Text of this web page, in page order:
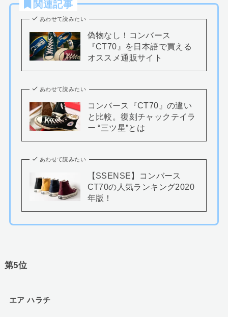
関連記事
あわせて読みたい
偽物なし！コンバース
『CT70』を日本語で買える
オススメ通販サイト
あわせて読みたい
コンバース『CT70』の違い
と比較。復刻チャックテイラ
ー “三ツ星”とは
あわせて読みたい
【SSENSE】コンバース
CT70の人気ランキング2020
年版！
第5位
エア ハラチ